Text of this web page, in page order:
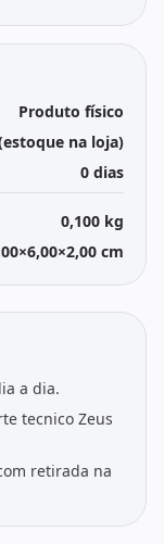
Produto físico
na loja)
0 dias
0,100 kg
cm
a dia.
tecnico Zeus
retirada na